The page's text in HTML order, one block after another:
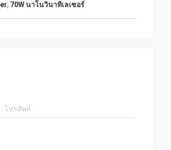
, 70W นาโนวินาทีเลเซอร์